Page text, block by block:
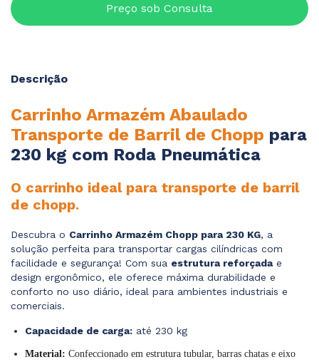
Descrição
Carrinho Armazém Abaulado
Transporte de Barril de Chopp para
230 kg com Roda Pneumática
O carrinho ideal para transporte de barril
de chopp.
Descubra o Carrinho Armazém Chopp para 230 KG, a
solução perfeita para transportar cargas cilíndricas com
facilidade e segurança! Com sua estrutura reforçadae
design ergonômico, ele oferece máxima durabilidade e
conforto no uso diário, ideal para ambientes industriais e
comerciais.
Capacidade de carga: até 230 kg
Material: Confeccionado em estrutura tubular, barras chatas e eixo